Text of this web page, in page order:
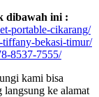
dibawah ini :
portable-cikarang/
bekasi-timur/
8537-7555/
kami bisa
langsung ke alamat